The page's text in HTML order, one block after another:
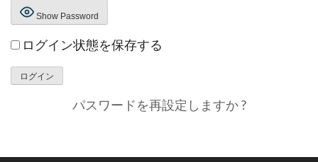
Show Password
ログイン状態を保存する
パスワードを再設定しますか ?